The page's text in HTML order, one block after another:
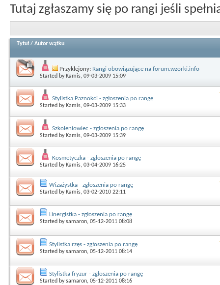
Tutaj zgłaszamy się po rangi jeśli
Tytuł / Autor wątku
Przyklejony: Rangi obowiązujące na forum.wzorki.info
Started by Kamis, 09-03-2009 15:09
Stylistka Paznokci - zgłoszenia po rangę
Started by Kamis, 09-03-2009 15:33
Szkoleniowiec - zgłoszenia po rangę
Started by Kamis, 09-03-2009 15:39
Kosmetyczka - zgłoszenia po rangę
Started by Kamis, 03-04-2009 16:25
Wizażystka - zgłoszenia po rangę
Started by Kamis, 03-02-2010 22:11
Linergistka - zgłoszenia po rangę
Started bysamaron, 05-12-2011 08:08
Stylistka rzęs - zgłoszenia po rangę
Started bysamaron, 05-12-2011 08:14
Stylistka fryzur - zgłoszenia po rangę
Started bysamaron, 05-12-2011 08:16